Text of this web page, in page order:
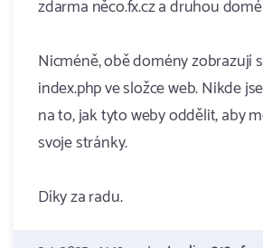
zdarma něco.fx.cz a druhou
Nicméně, obě domény zobrazují
index.php ve složce web. Nikde
na to, jak tyto weby oddělit, aby
svoje stránky.
Díky za radu.